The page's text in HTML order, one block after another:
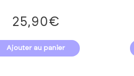
25,90€
Ajouter au panier